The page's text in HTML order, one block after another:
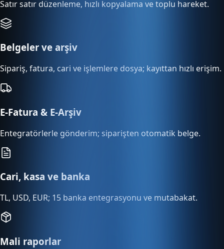
Satır satır düzenleme, hızlı kopyalama ve toplu hareket.
Belgeler ve arşiv
Sipariş, fatura, cari ve işlemlere dosya; kayıttan hızlı erişim.
E-Fatura & E-Arşiv
Entegratörlerle gönderim; siparişten otomatik belge.
Cari, kasa ve banka
TL, USD, EUR; 15 banka entegrasyonu ve mutabakat.
Mali raporlar